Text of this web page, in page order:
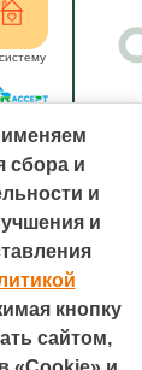
26
сбора и
и
и
кнопку
сайтом,